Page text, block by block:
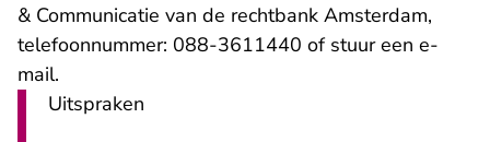
& Communicatie van de rechtbank Amsterdam,
telefoonnummer: 088-3611440 of stuur een e-
mail- U verlaat Rechtspraak.nl
.
Uitspraken